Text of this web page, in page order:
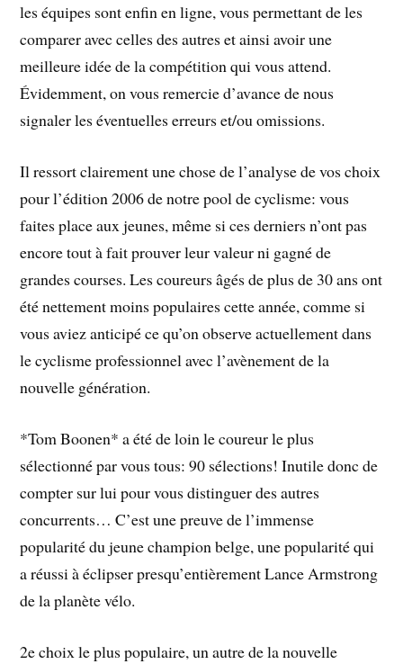
les équipes sont enfin en ligne, vous permettant de les
comparer avec celles des autres et ainsi avoir une
meilleure idée de la compétition qui vous attend.
Évidemment, on vous remercie d’avance de nous
signaler les éventuelles erreurs et/ou omissions.
Il ressort clairement une chose de l’analyse de vos choix
pour l’édition 2006 de notre pool de cyclisme: vous
faites place aux jeunes, même si ces derniers n’ont pas
encore tout à fait prouver leur valeur ni gagné de
grandes courses. Les coureurs âgés de plus de 30 ans ont
été nettement moins populaires cette année, comme si
vous aviez anticipé ce qu’on observe actuellement dans
le cyclisme professionnel avec l’avènement de la
nouvelle génération.
*Tom Boonen* a été de loin le coureur le plus
sélectionné par vous tous: 90 sélections! Inutile donc de
compter sur lui pour vous distinguer des autres
concurrents… C’est une preuve de l’immense
popularité du jeune champion belge, une popularité qui
a réussi à éclipser presqu’entièrement Lance Armstrong
de la planète vélo.
2e choix le plus populaire, un autre de la nouvelle